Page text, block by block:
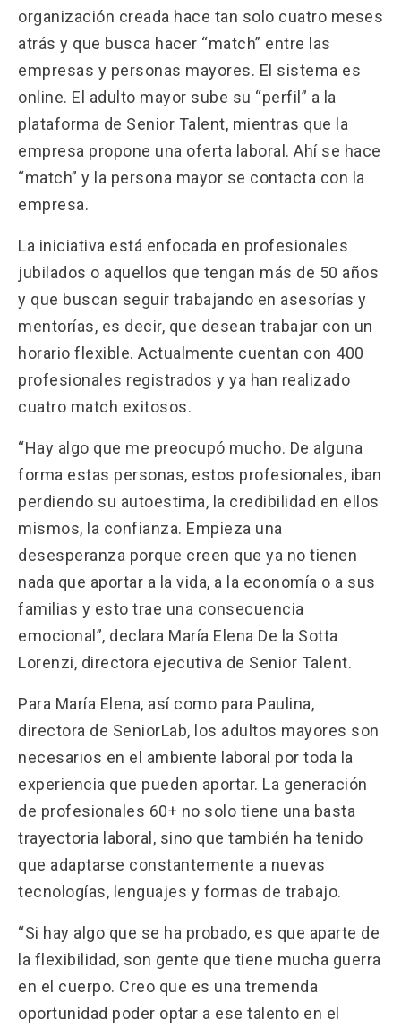
organización creada hace tan solo cuatro meses
atrás y que busca hacer “match” entre las
empresas y personas mayores. El sistema es
online. El adulto mayor sube su “perfil” a la
plataforma de Senior Talent, mientras que la
empresa propone una oferta laboral. Ahí se hace
“match” y la persona mayor se contacta con la
empresa.
La iniciativa está enfocada en profesionales
jubilados o aquellos que tengan más de 50 años
y que buscan seguir trabajando en asesorías y
mentorías, es decir, que desean trabajar con un
horario flexible. Actualmente cuentan con 400
profesionales registrados y ya han realizado
cuatro match exitosos.
“Hay algo que me preocupó mucho. De alguna
forma estas personas, estos profesionales, iban
perdiendo su autoestima, la credibilidad en ellos
mismos, la confianza. Empieza una
desesperanza porque creen que ya no tienen
nada que aportar a la vida, a la economía o a sus
familias y esto trae una consecuencia
emocional”, declara María Elena De la Sotta
Lorenzi, directora ejecutiva de Senior Talent.
Para María Elena, así como para Paulina,
directora de SeniorLab, los adultos mayores son
necesarios en el ambiente laboral por toda la
experiencia que pueden aportar. La generación
de profesionales 60+ no solo tiene una basta
trayectoria laboral, sino que también ha tenido
que adaptarse constantemente a nuevas
tecnologías, lenguajes y formas de trabajo.
“Si hay algo que se ha probado, es que aparte de
la flexibilidad, son gente que tiene mucha guerra
en el cuerpo. Creo que es una tremenda
oportunidad poder optar a ese talento en el